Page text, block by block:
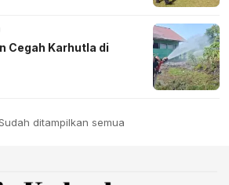
Cegah Karhutla di
ditampilkan semua